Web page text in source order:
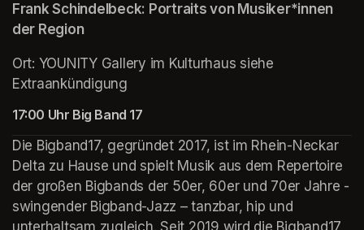
Frank Schindelbeck: Portraits von Musiker*innen
der Region
Ort: YOUNITY Gallery im Kulturhaus siehe
Extraankündigung
17:00 Uhr Big Band 17
Die Bigband17, gegründet 2017, ist im Rhein-Neckar
Delta zu Hause und spielt Musik aus dem Repertoire
der großen Bigbands der 50er, 60er und 70er Jahre -
swingender Bigband-Jazz – tanzbar, hip und